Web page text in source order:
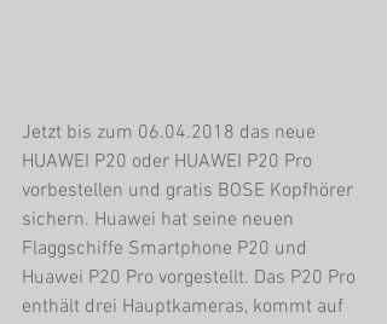
Jetzt bis zum 06.04.2018 das neue
HUAWEI P20 oder HUAWEI P20 Pro
vorbestellen und gratis BOSE Kopfhörer
sichern. Huawei hat seine neuen
Flaggschiffe Smartphone P20 und
Huawei P20 Pro vorgestellt. Das P20 Pro
enthält drei Hauptkameras, kommt auf